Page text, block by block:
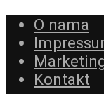
O nama
Kontakt